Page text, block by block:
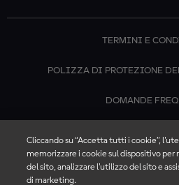
TERMINI E
POLIZZA DI PROTEZIONE
DOMANDE
Cliccando su “Accetta tutti i cookie”,
memorizzare i cookie sul dispositivo per
del sito, analizzare l'utilizzo del sito e
di marketing.